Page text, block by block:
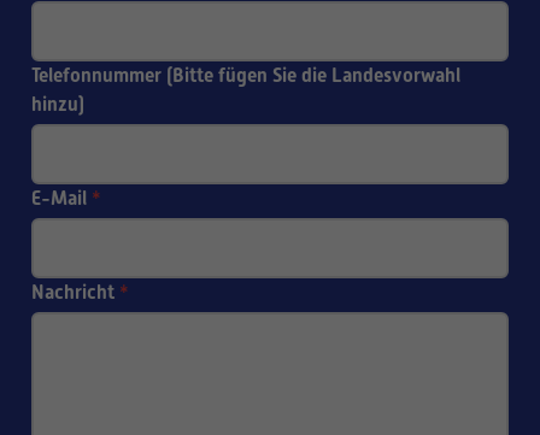
Telefonnummer (Bitte fügen Sie die Landesvorwahl
hinzu)
E-Mail *
Nachricht *